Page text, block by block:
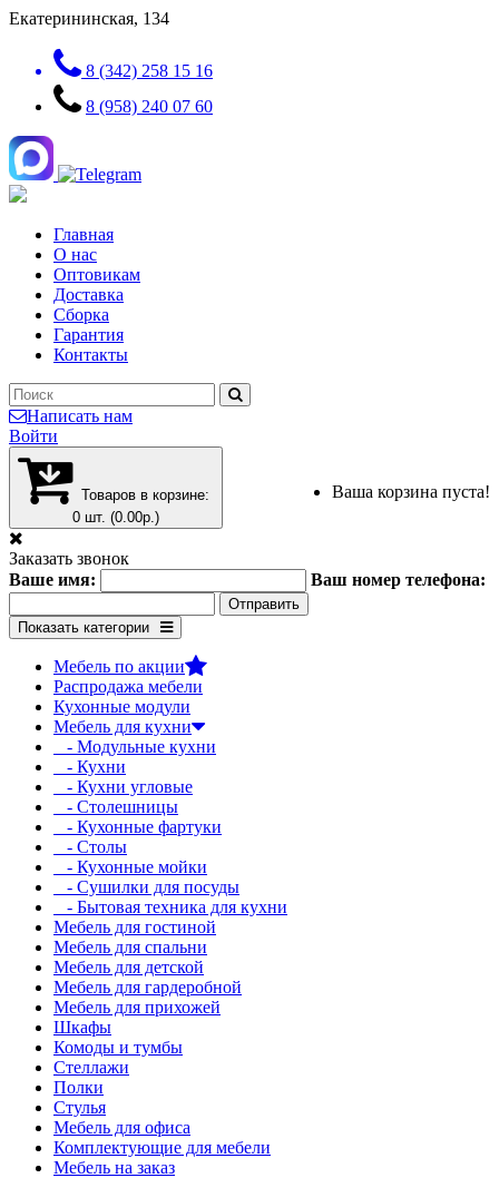
Екатерининская, 134
8 (342) 258 15 16
8 (958) 240 07 60
Главная
О нас
Оптовикам
Доставка
Сборка
Гарантия
Контакты
Написать нам
Войти
Товаров в корзине:
0 шт. (0.00р.)
Ваша корзина пуста!
Заказать звонок
Ваше имя:
Ваш номер телефона:
Показать категории
Мебель по акции
Распродажа мебели
Кухонные модули
Мебель для кухни
- Модульные кухни
- Кухни
- Кухни угловые
- Столешницы
- Кухонные фартуки
- Столы
- Кухонные мойки
- Сушилки для посуды
- Бытовая техника для кухни
Мебель для гостиной
Мебель для спальни
Мебель для детской
Мебель для гардеробной
Мебель для прихожей
Шкафы
Комоды и тумбы
Стеллажи
Полки
Стулья
Мебель для офиса
Комплектующие для мебели
Мебель на заказ